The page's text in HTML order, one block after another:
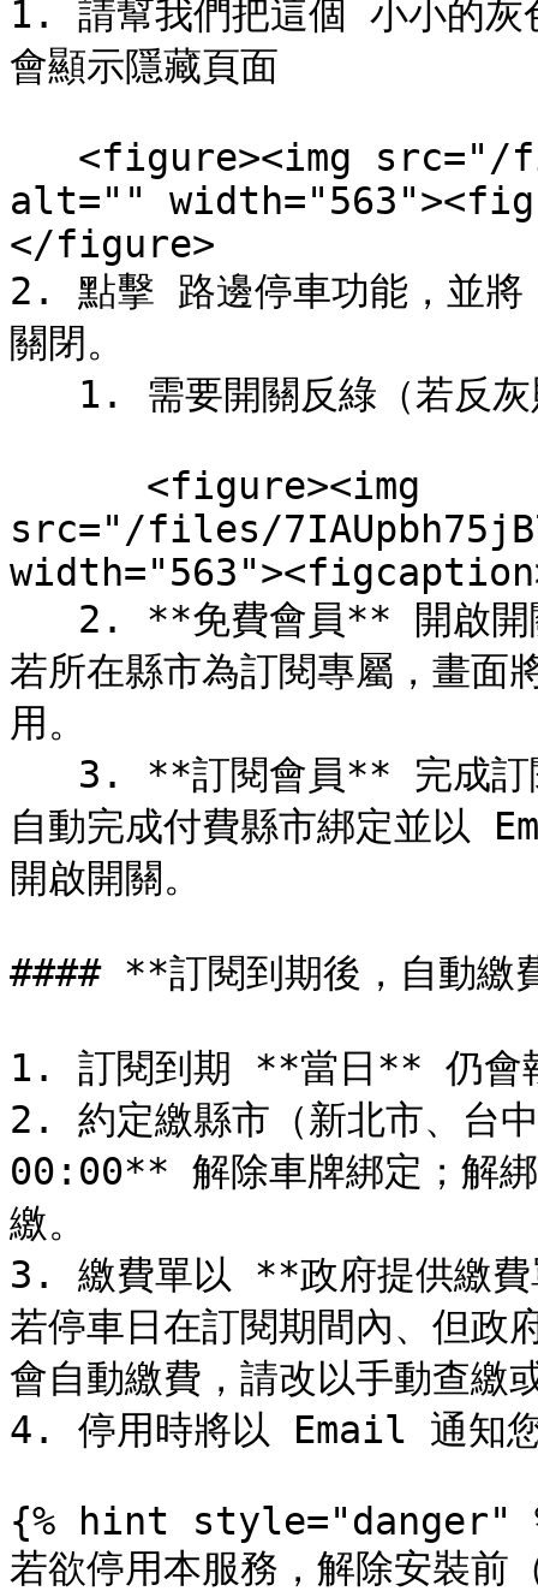
1. 請幫我們把這個 小小的
會顯示隱藏頁面
alt=""
</figure>
2. 點擊 路邊停車功能，並
關閉。
src="/files/
若所在縣市為訂閱專屬，畫面
用。
自動完成付費縣市綁定並以
開啟開關。
#### **訂閱到期後，自動繳
1. 訂閱到期 **當日** 仍會
2. 約定繳縣市（新北市、台
00:00** 解除車牌綁定；解綁
繳。
3. 繳費單以 **政府提供繳費
若停車日在訂閱期間內、但政
會自動繳費，請改以手動查繳
4. 停用時將以 Email 通知您
{% hint style="danger"
若欲停用本服務，解除安裝前